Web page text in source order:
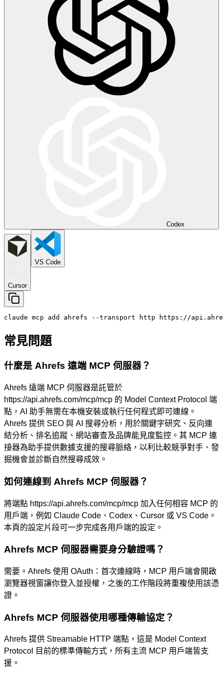
Codex
Cursor
VS Code
claude mcp add ahrefs --transport http https://
常見問題
什麼是 Ahrefs 遠端 MCP 伺服器？
Ahrefs 遠端 MCP 伺服器是託管於
https://api.ahrefs.com/mcp/mcp 的 Model Context Protocol 端
點，AI 助手無需在本機安裝或執行任何程式即可連線。
Ahrefs 提供 SEO 與 AI 搜尋分析，用於關鍵字研究、反向連
結分析、排名追蹤、網站審查及品牌能見度監控。其 MCP 連
接器為助手提供數據支援的搜尋脈絡，以利比較競爭對手、發
掘機會並診斷自然搜尋成效。
如何連線到 Ahrefs MCP 伺服器？
將端點 https://api.ahrefs.com/mcp/mcp 加入任何相容 MCP 的
用戶端，例如 Claude Code、Codex、Cursor 或 VS Code。
本頁的設定片段可一步完成各用戶端的設定。
Ahrefs MCP 伺服器需要身分驗證嗎？
需要。Ahrefs 使用 OAuth：首次連線時，MCP 用戶端會開啟
瀏覽器視窗讓你登入並授權，之後的工作階段將重複使用該憑
證。
Ahrefs MCP 伺服器使用哪種傳輸協定？
Ahrefs 提供 Streamable HTTP 端點，這是 Model Context
Protocol 目前的標準傳輸方式，所有主流 MCP 用戶端皆支
援。